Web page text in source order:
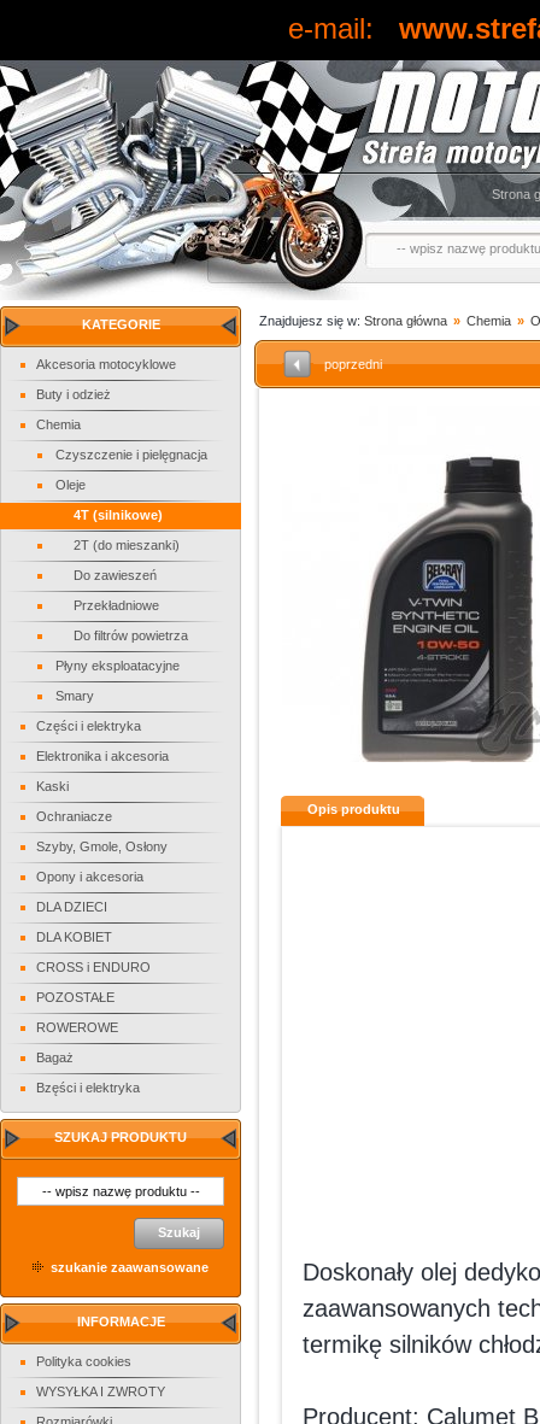
e-mail:
Strona
KATEGORIE
Akcesoria motocyklowe
Buty i odzież
Chemia
Czyszczenie i pielęgnacja
Oleje
4T (silnikowe)
2T (do mieszanki)
Do zawieszeń
Przekładniowe
Do filtrów powietrza
Płyny eksploatacyjne
Smary
Części i elektryka
Elektronika i akcesoria
Kaski
Ochraniacze
Szyby, Gmole, Osłony
Opony i akcesoria
DLA DZIECI
DLA KOBIET
CROSS i ENDURO
POZOSTAŁE
ROWEROWE
Bagaż
Bzęści i elektryka
SZUKAJ PRODUKTU
Szukaj
szukanie zaawansowane
INFORMACJE
Polityka cookies
WYSYŁKA I ZWROTY
Rozmiarówki
Znajdujesz się w: Strona główna » Chemia »
poprzedni
Opis produktu
Doskonały olej
zaawansowanych
termikę silników
Producent: Calumet